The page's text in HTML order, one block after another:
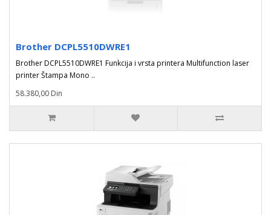
Brother DCPL5510DWRE1
Brother DCPL5510DWRE1 Funkcija i vrsta printera Multifunction laser
printer Štampa Mono ..
58.380,00 Din